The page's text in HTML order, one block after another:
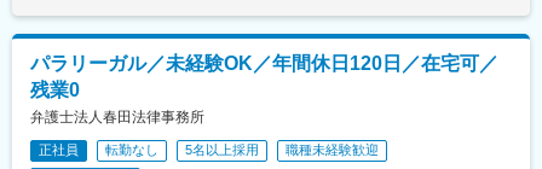
パラリーガル／未経験OK／年間休日120日／在宅可／
残業0
弁護士法人春田法律事務所
正社員 転勤なし 5名以上採用
職種未経験歓迎